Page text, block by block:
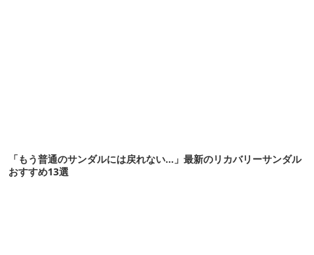
「もう普通のサンダルには戻れない…」最新のリカバリーサンダル
おすすめ13選